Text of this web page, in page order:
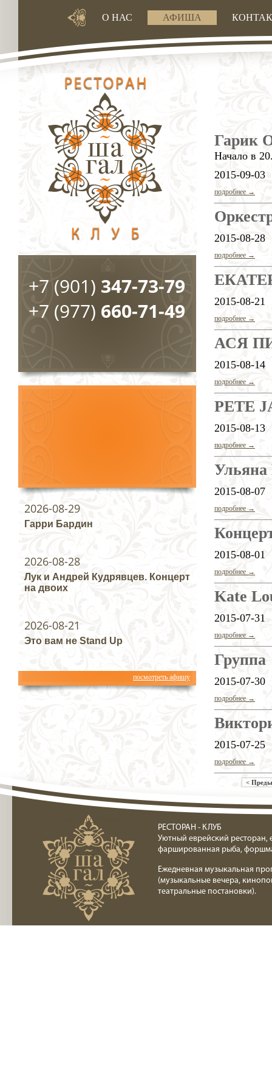
О НАС АФИША
Гарик
Начало в
2015-09-03
подробнее →
2015-08-28
подробнее →
2015-08-21
подробнее →
АСЯ
2015-08-14
подробнее →
PETE
2015-08-13
подробнее →
Ульяна
2015-08-07
подробнее →
2015-08-01
подробнее →
Kate
2015-07-31
подробнее →
Группа
2015-07-30
подробнее →
2015-07-25
подробнее →
<
+7 (901) 347-73-79
+7 (977) 660-71-49
2026-08-29
Гарри Бардин
2026-08-28
Лук и Андрей Кудрявцев. Концерт
на двоих
2026-08-21
Это вам не Stand Up
посмотреть афишу
Ресторан клуб Шагал
РЕСТОРАН - КЛУБ
Уютный еврейский ресторан,
фаршированная рыба,
Ежедневная музыкальная
(музыкальные вечера,
театральные постановки).